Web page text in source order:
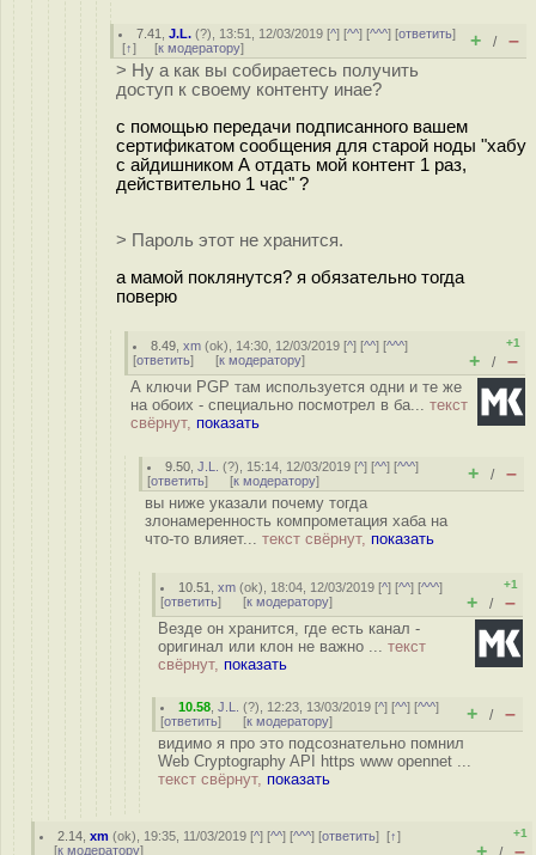
7.41 ,J.L. (?), 13:51, 12/03/2019 [^] [^^] [^^^] [ответить]
[↑] [к модератору] + / –
> Ну а как вы собираетесь получить
доступ к своему контенту инае?
с помощью передачи подписанного вашем
сертификатом сообщения для старой ноды "хабу
с айдишником А отдать мой контент 1 раз,
действительно 1 час" ?
> Пароль этот не хранится.
а мамой поклянутся? я обязательно тогда
поверю
8.49 ,xm (ok), 14:30, 12/03/2019 [^] [^^] [^^^]
[ответить] [к модератору]
+1
+ / –
А ключи PGP там используется одни и те же
на обоих - специально посмотрел в ба... текст
свёрнут, показать
9.50 ,J.L. (?), 15:14, 12/03/2019 [^] [^^] [^^^]
[ответить] [к модератору] + / –
вы ниже указали почему тогда
злонамеренность компрометация хаба на
что-то влияет... текст свёрнут, показать
10.51 ,xm (ok), 18:04, 12/03/2019 [^] [^^] [^^^]
[ответить] [к модератору]
+1
+ / –
Везде он хранится, где есть канал -
оригинал или клон не важно ... текст
свёрнут, показать
10.58 ,J.L. (?), 12:23, 13/03/2019 [^] [^^] [^^^]
[ответить] [к модератору] + / –
видимо я про это подсознательно помнил
Web Cryptography API https www opennet ...
текст свёрнут, показать
2.14 ,xm (ok), 19:35, 11/03/2019 [^] [^^] [^^^] [ответить][↑]
[к модератору]
+1
+ –